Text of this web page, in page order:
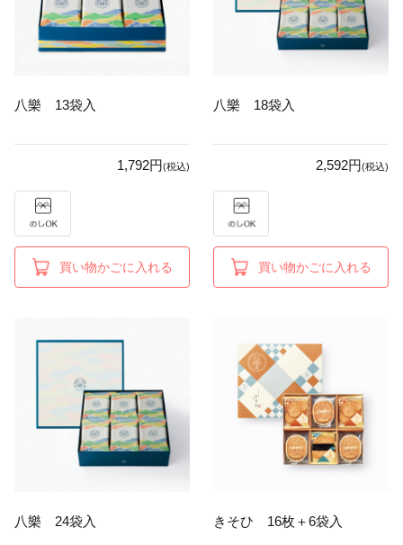
八樂 13袋入
1,792円(税込)
買い物かごに入れる
八樂 18袋入
2,592円(税込)
買い物かごに入れる
八樂 24袋入 きそひ 16枚＋6袋入